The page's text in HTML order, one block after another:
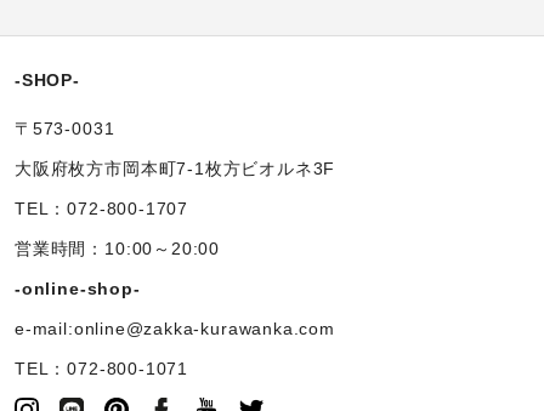
-SHOP-
〒573-0031
大阪府枚方市岡本町7-1枚方ビオルネ3F
TEL：072-800-1707
営業時間：10:00～20:00
-online-shop-
e-mail:online@zakka-kurawanka.com
TEL：072-800-1071